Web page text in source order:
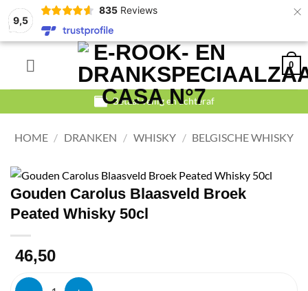
9,5
835 Reviews ×
Ga
0
Betaal veilig en achteraf
HOME / DRANKEN / WHISKY / BELGISCHE WHISKY
Gouden Carolus Blaasveld Broek
Peated Whisky 50cl
46,50
Gouden Carolus Blaasveld Broek Peated Whisky 50cl aantal